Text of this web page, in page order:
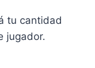
tu cantidad
jugador.